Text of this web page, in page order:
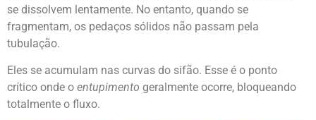
se dissolvem lentamente. No entanto, quando se
fragmentam, os pedaços sólidos não passam pela
tubulação.
Eles se acumulam nas curvas do sifão. Esse é o ponto
crítico onde o entupimento geralmente ocorre, bloqueando
totalmente o fluxo.